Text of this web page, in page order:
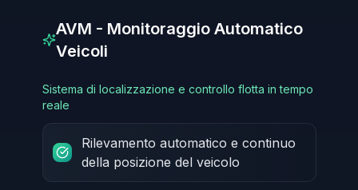
AVM - Monitoraggio Automatico
Veicoli
Sistema di localizzazione e controllo flotta in tempo
reale
Rilevamento automatico e continuo
della posizione del veicolo